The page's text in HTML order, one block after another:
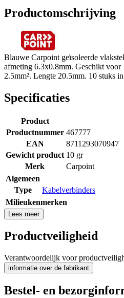
Productomschrijving
Blauwe Carpoint geïsoleerde
afmeting 6.3x0.8mm. Geschikt voor
2.5mm². Lengte 20.5mm. 10 stuks
Specificaties
Product
Productnummer 467777
EAN
8711293070947
Gewicht product 10 gr
Merk
Carpoint
Algemeen
Type
Kabelverbinders
Milieukenmerken
Lees meer
Productveiligheid
Verantwoordelijk voor
informatie over de fabrikant
Bestel- en